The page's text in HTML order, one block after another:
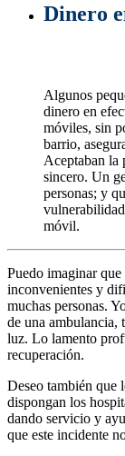
Dinero
Algunos
dinero en
móviles, sin
barrio,
Aceptaban la
sincero. Un
personas; y
móvil.
Puedo imaginar que
inconvenientes y
muchas personas.
de una ambulancia,
luz. Lo lamento
recuperación.
Deseo también que
dispongan los
dando servicio y
que este incidente